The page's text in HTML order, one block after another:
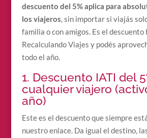
descuento del 5% aplica para
los viajeros, sin importar si viajás
familia o con amigos. Es el descuento
Recalculando Viajes y podés
todo el año.
1. Descuento IATI del
cualquier viajero
año)
Este es el descuento que siempre
nuestro enlace. Da igual el destino,